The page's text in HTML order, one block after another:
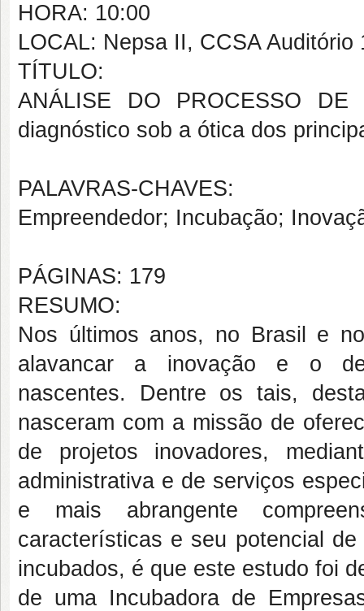
HORA: 10:00
LOCAL: Nepsa II, CCSA Auditório
TÍTULO:
ANÁLISE DO PROCESSO
diagnóstico sob a ótica dos
PALAVRAS-CHAVES:
Empreendedor; Incubação;
PÁGINAS: 179
RESUMO:
Nos últimos anos, no Brasil e
alavancar a inovação e o
nascentes. Dentre os tais,
nasceram com a missão de
de projetos inovadores,
administrativa e de serviços
e mais abrangente
características e seu potencial
incubados, é que este estudo foi
de uma Incubadora de